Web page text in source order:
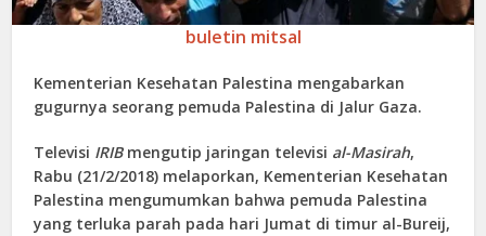
buletin mitsal
Kementerian Kesehatan Palestina mengabarkan
gugurnya seorang pemuda Palestina di Jalur Gaza.
Televisi IRIBmengutip jaringan televisi al-Masirah,
Rabu (21/2/2018) melaporkan, Kementerian Kesehatan
Palestina mengumumkan bahwa pemuda Palestina
yang terluka parah pada hari Jumat di timur al-Bureij,